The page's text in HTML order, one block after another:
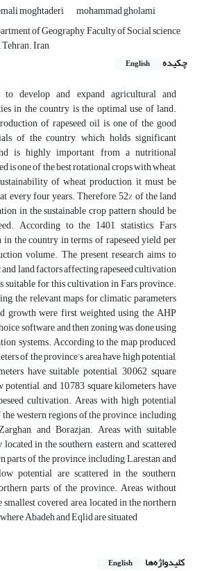
moghtaderi
mohammad gholami
of Geography, Faculty of Social science,
Iran
چکیده
English
develop and expand agricultural and
in the country is the optimal use of land.
of rapeseed oil is one of the good
of the country, which holds significant
is highly important from a nutritional
is one of the best rotational crops with wheat,
of wheat production, it must be
every four years. Therefore, 52% of the land
in the sustainable crop pattern should be
According to the 1401 statistics, Fars
the country in terms of rapeseed yield per
volume. The present research aims to
land factors affecting rapeseed cultivation
suitable for this cultivation in Fars province.
the relevant maps for climatic parameters
growth were first weighted using the AHP
software, and then zoning was done using
systems. According to the map produced,
of the province’s area have high potential,
have suitable potential, 30,062 square
and 10,783 square kilometers have
cultivation. Areas with high potential
western regions of the province, including
and Borazjan. Areas with suitable
in the southern, eastern, and scattered
parts of the province, including Larestan and
potential are scattered in the southern,
parts of the province. Areas without
covered area, located in the northern
Abadeh and Eqlid are situated
کلیدواژه‌ها English